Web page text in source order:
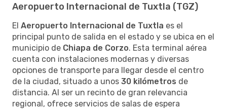
Aeropuerto Internacional de Tuxtla (TGZ)
El Aeropuerto Internacional de Tuxtla es el
principal punto de salida en el estado y se ubica en el
municipio de Chiapa de Corzo. Esta terminal aérea
cuenta con instalaciones modernas y diversas
opciones de transporte para llegar desde el centro
de la ciudad, situado a unos 30 kilómetros de
distancia. Al ser un recinto de gran relevancia
regional, ofrece servicios de salas de espera